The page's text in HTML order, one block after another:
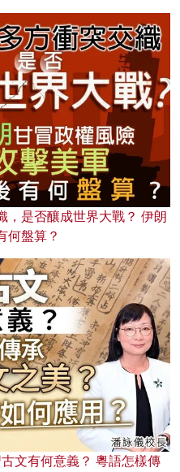
，是否釀成世界大戰？ 伊朗
何盤算？
文有何意義？ 粵語怎樣傳